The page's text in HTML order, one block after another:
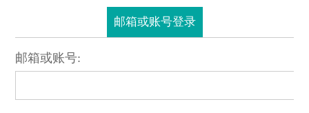
邮箱或账号登录
邮箱或账号: